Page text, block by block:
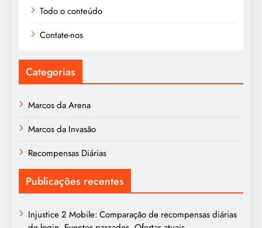
Todo o conteúdo
Contate-nos
Categorias
Marcos da Arena
Marcos da Invasão
Recompensas Diárias
Publicações recentes
Injustice 2 Mobile: Comparação de recompensas diárias